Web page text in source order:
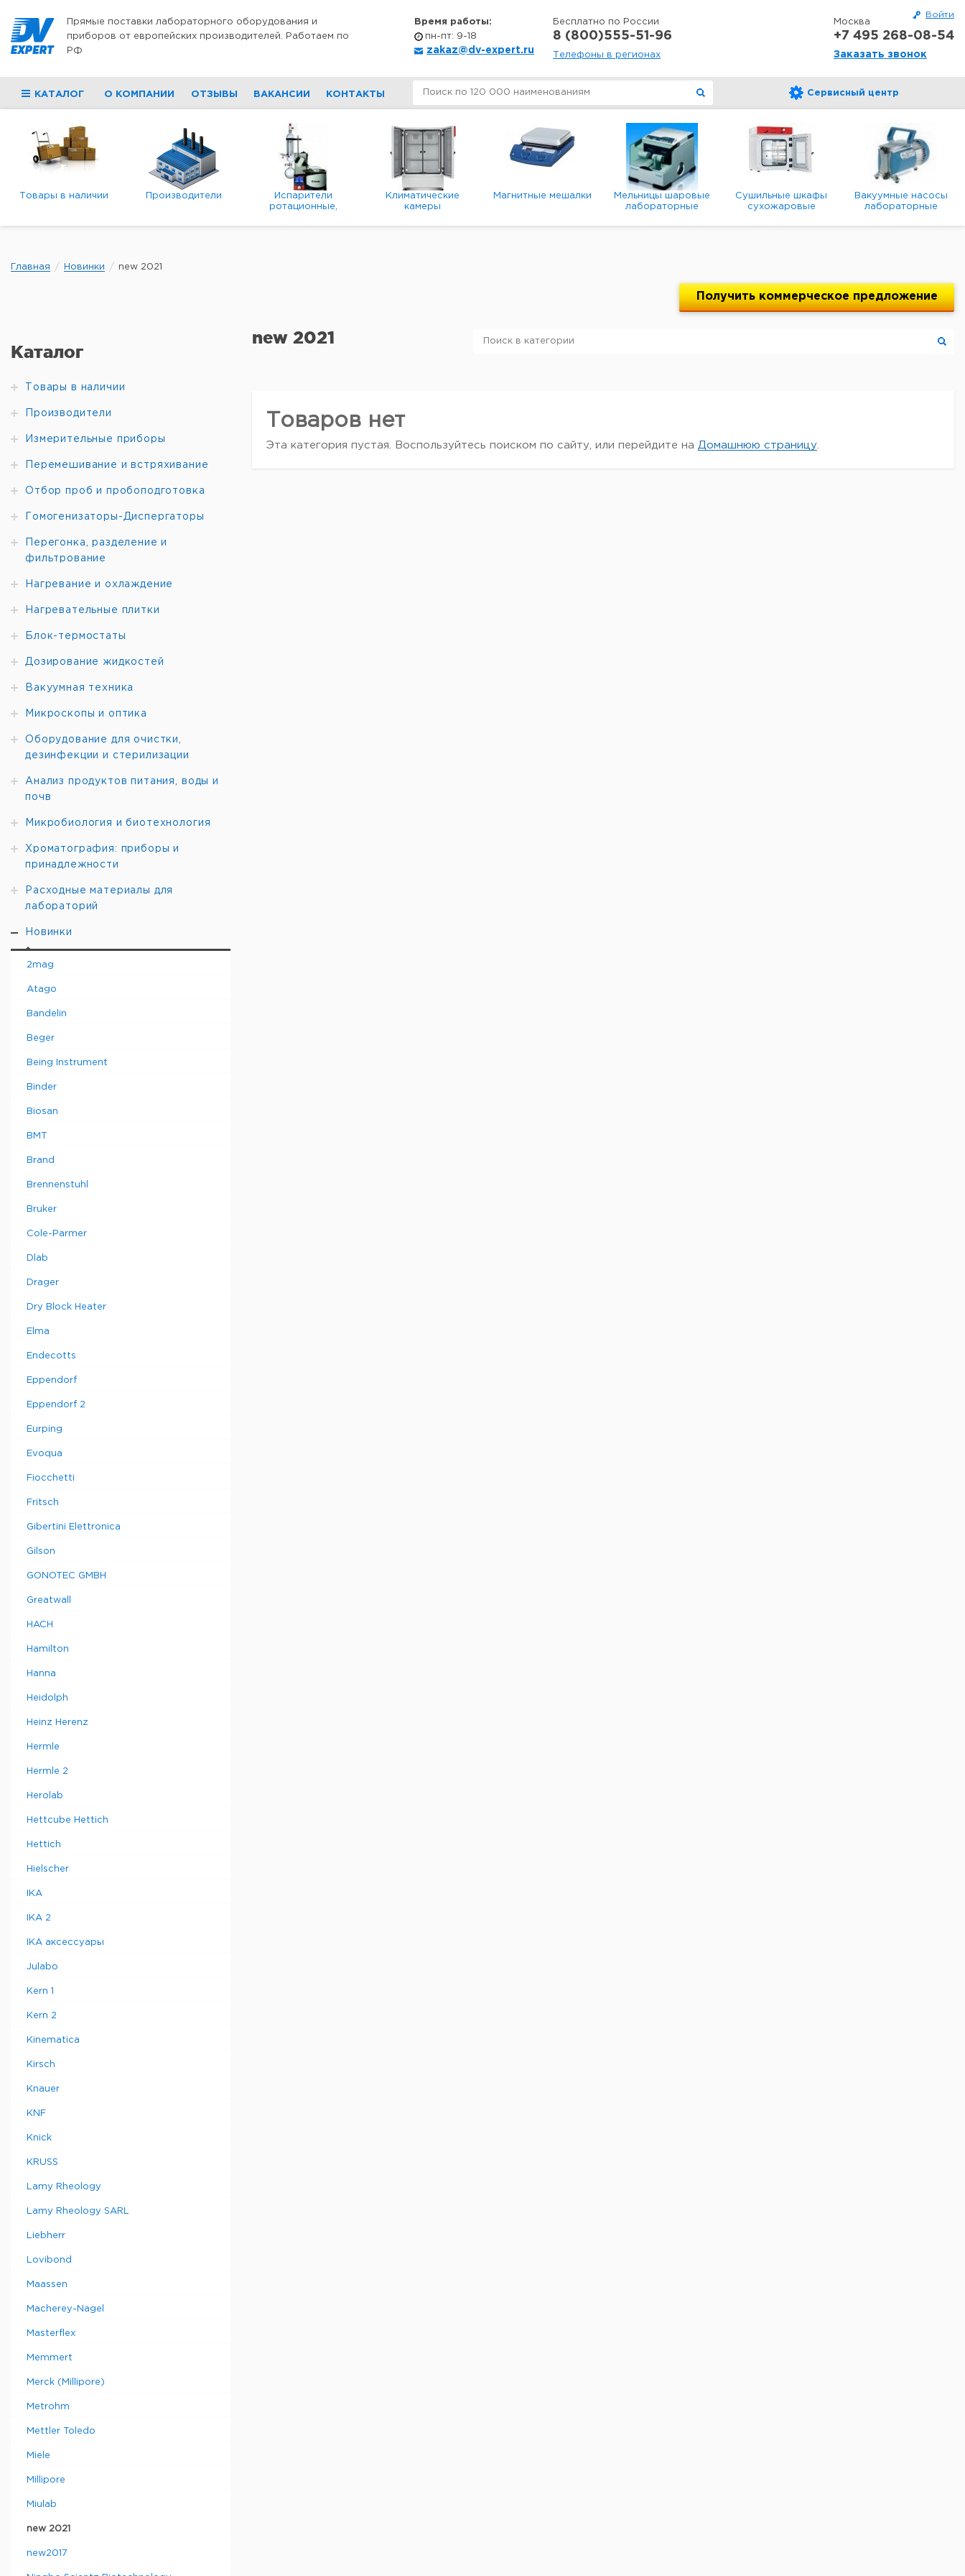
Войти
Прямые поставки лабораторного оборудования и
приборов от европейских производителей. Работаем по
РФ
Время работы:
пн-пт: 9-18
zakaz@dv-expert.ru
Бесплатно по России
8 (800)555-51-96
Телефоны в регионах
Москва
+7 495 268-08-54
Заказать звонок
КАТАЛОГ О КОМПАНИИ ОТЗЫВЫ ВАКАНСИИ КОНТАКТЫ Сервисный центр
Товары в наличии Производители
Испарители
ротационные,
вакуумные
Климатические
камеры
Магнитные мешалки
Мельницы шаровые
лабораторные
Сушильные шкафы
сухожаровые
Вакуумные насосы
лабораторные
мембранные
Главная Новинки new 2021
Получить коммерческое предложение
Каталог
Товары в наличии
Производители
Измерительные приборы
Перемешивание и встряхивание
Отбор проб и пробоподготовка
Гомогенизаторы-Диспергаторы
Перегонка, разделение и
фильтрование
Нагревание и охлаждение
Нагревательные плитки
Блок-термостаты
Дозирование жидкостей
Вакуумная техника
Микроскопы и оптика
Оборудование для очистки,
дезинфекции и стерилизации
Анализ продуктов питания, воды и
почв
Микробиология и биотехнология
Хроматография: приборы и
принадлежности
Расходные материалы для
лабораторий
Новинки
2mag
Atago
Bandelin
Beger
Being Instrument
Binder
Biosan
BMT
Brand
Brennenstuhl
Bruker
Cole-Parmer
Dlab
Drager
Dry Block Heater
Elma
Endecotts
Eppendorf
Eppendorf 2
Eurping
Evoqua
Fiocchetti
Fritsch
Gibertini Elettronica
Gilson
GONOTEC GMBH
Greatwall
HACH
Hamilton
Hanna
Heidolph
Heinz Herenz
Hermle
Hermle 2
Herolab
Hettcube Hettich
Hettich
Hielscher
IKA
IKA 2
IKA аксессуары
Julabo
Kern 1
Kern 2
Kinematica
Kirsch
Knauer
KNF
Knick
KRUSS
Lamy Rheology
Lamy Rheology SARL
Liebherr
Lovibond
Maassen
Macherey-Nagel
Masterflex
Memmert
Merck (Millipore)
Metrohm
Mettler Toledo
Miele
Millipore
Miulab
new 2021
new2017
new 2021
Товаров нет
Эта категория пустая. Воспользуйтесь поиском по сайту, или перейдите на Домашнюю страницу